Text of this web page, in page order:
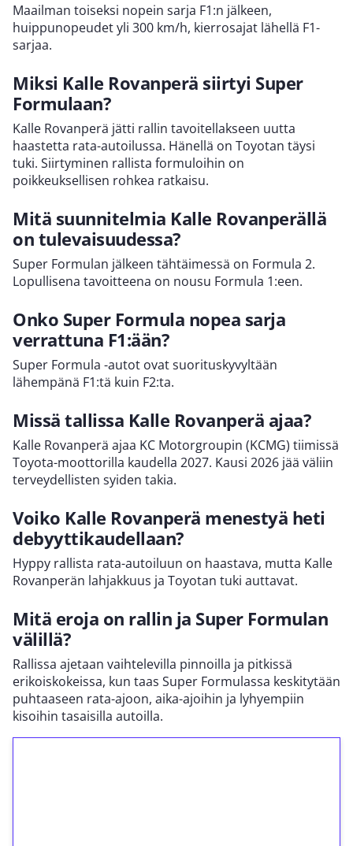
Maailman toiseksi nopein sarja F1:n jälkeen,
huippunopeudet yli 300 km/h, kierrosajat lähellä F1-
sarjaa.
Miksi Kalle Rovanperä siirtyi Super
Formulaan?
Kalle Rovanperä jätti rallin tavoitellakseen uutta
haastetta rata-autoilussa. Hänellä on Toyotan täysi
tuki. Siirtyminen rallista formuloihin on
poikkeuksellisen rohkea ratkaisu.
Mitä suunnitelmia Kalle Rovanperällä
on tulevaisuudessa?
Super Formulan jälkeen tähtäimessä on Formula 2.
Lopullisena tavoitteena on nousu Formula 1:een.
Onko Super Formula nopea sarja
verrattuna F1:ään?
Super Formula -autot ovat suorituskyvyltään
lähempänä F1:tä kuin F2:ta.
Missä tallissa Kalle Rovanperä ajaa?
Kalle Rovanperä ajaa KC Motorgroupin (KCMG) tiimissä
Toyota-moottorilla kaudella 2027. Kausi 2026 jää väliin
terveydellisten syiden takia.
Voiko Kalle Rovanperä menestyä heti
debyyttikaudellaan?
Hyppy rallista rata-autoiluun on haastava, mutta Kalle
Rovanperän lahjakkuus ja Toyotan tuki auttavat.
Mitä eroja on rallin ja Super Formulan
välillä?
Rallissa ajetaan vaihtelevilla pinnoilla ja pitkissä
erikoiskokeissa, kun taas Super Formulassa keskitytään
puhtaaseen rata-ajoon, aika-ajoihin ja lyhyempiin
kisoihin tasaisilla autoilla.